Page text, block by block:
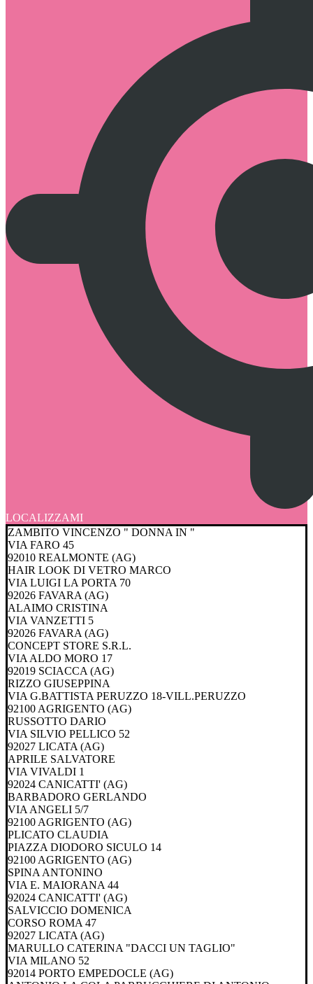
LOCALIZZAMI
ZAMBITO VINCENZO " DONNA IN "
VIA FARO 45
92010 REALMONTE (AG)
HAIR LOOK DI VETRO MARCO
VIA LUIGI LA PORTA 70
92026 FAVARA (AG)
ALAIMO CRISTINA
VIA VANZETTI 5
92026 FAVARA (AG)
CONCEPT STORE S.R.L.
VIA ALDO MORO 17
92019 SCIACCA (AG)
RIZZO GIUSEPPINA
VIA G.BATTISTA PERUZZO 18-VILL.PERUZZO
92100 AGRIGENTO (AG)
RUSSOTTO DARIO
VIA SILVIO PELLICO 52
92027 LICATA (AG)
APRILE SALVATORE
VIA VIVALDI 1
92024 CANICATTI' (AG)
BARBADORO GERLANDO
VIA ANGELI 5/7
92100 AGRIGENTO (AG)
PLICATO CLAUDIA
PIAZZA DIODORO SICULO 14
92100 AGRIGENTO (AG)
SPINA ANTONINO
VIA E. MAIORANA 44
92024 CANICATTI' (AG)
SALVICCIO DOMENICA
CORSO ROMA 47
92027 LICATA (AG)
MARULLO CATERINA "DACCI UN TAGLIO"
VIA MILANO 52
92014 PORTO EMPEDOCLE (AG)